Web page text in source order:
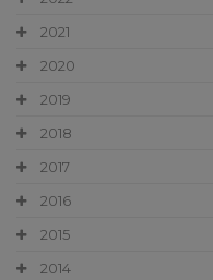
2021
2020
2019
2018
2017
2016
2015
2014